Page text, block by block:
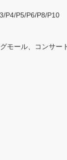
P4/P5/P6/P8/P10
モール、コンサー